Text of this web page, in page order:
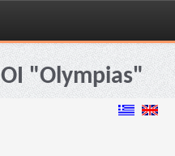
"Olympias"